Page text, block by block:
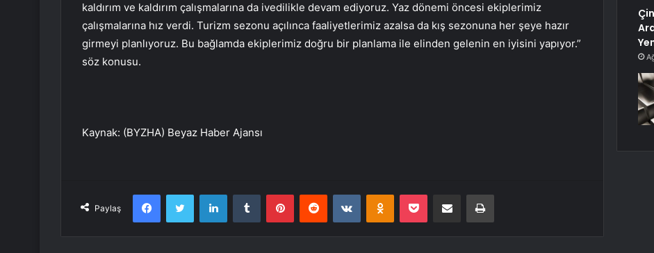
kaldırım ve kaldırım çalışmalarına da ivedilikle devam ediyoruz. Yaz dönemi öncesi ekiplerimiz
çalışmalarına hız verdi. Turizm sezonu açılınca faaliyetlerimiz azalsa da kış sezonuna her şeye hazır
girmeyi planlıyoruz. Bu bağlamda ekiplerimiz doğru bir planlama ile elinden gelenin en iyisini yapıyor.”
söz konusu.
Kaynak: (BYZHA) Beyaz Haber Ajansı
Paylaş
FacebookTwitter LinkedInTumblr PinterestReddit VKontakteOdnoklassniki
Pocket E-Posta ile paylaş Yazdır